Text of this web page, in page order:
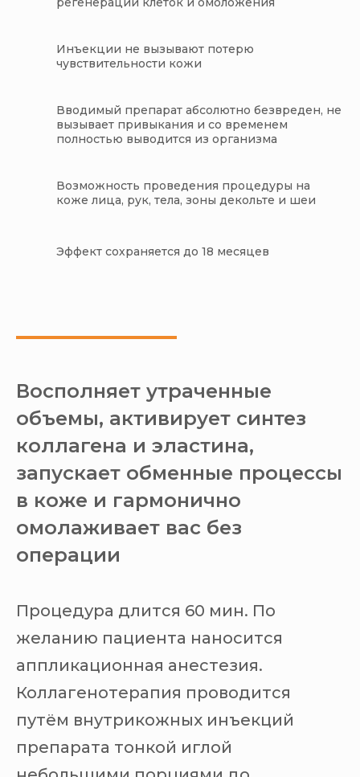
Инъекции не вызывают потерю
чувствительности кожи
Вводимый препарат абсолютно безвреден, не
вызывает привыкания и со временем
полностью выводится из организма
Возможность проведения процедуры на
коже лица, рук, тела, зоны декольте и шеи
Эффект сохраняется до 18 месяцев
Восполняет утраченные
объемы, активирует синтез
коллагена и эластина,
запускает обменные процессы
в коже и гармонично
омолаживает вас без
операции
Процедура длится 60 мин. По
желанию пациента наносится
аппликационная анестезия.
Коллагенотерапия проводится
путём внутрикожных инъекций
препарата тонкой иглой